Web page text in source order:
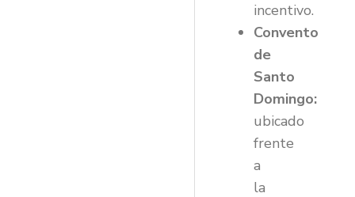
incentivo.
Convento
de
Santo
Domingo:
ubicado
frente
a
la